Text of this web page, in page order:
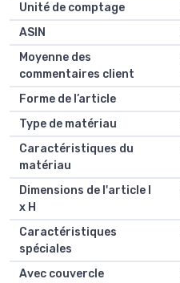
Unité de comptage
ASIN
Moyenne des
commentaires client
Forme de l’article
Type de matériau
Caractéristiques du
matériau
Dimensions de l'article l
x H
Caractéristiques
spéciales
Avec couvercle